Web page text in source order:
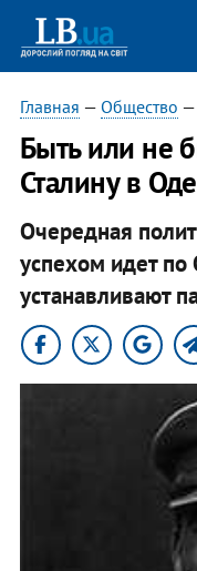
Главная — Общество —
Быть или не
Сталину в
Очередная
успехом идет по
устанавливают